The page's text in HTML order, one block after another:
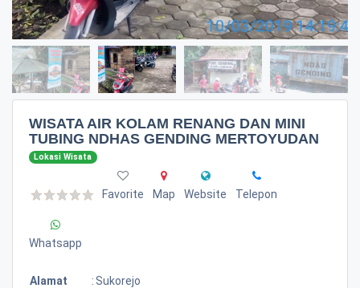
WISATA AIR KOLAM RENANG DAN MINI
TUBING NDHAS GENDING MERTOYUDAN
Lokasi Wisata
Favorite Map Website Telepon
Whatsapp
Alamat : Sukorejo